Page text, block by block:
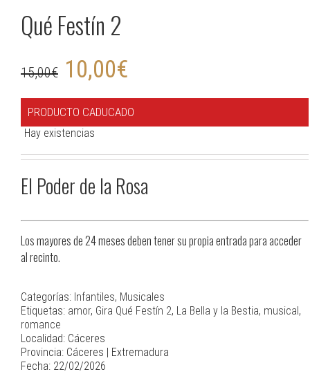
Qué Festín 2
15,00€ 10,00€
PRODUCTO CADUCADO
Hay existencias
El Poder de la Rosa
Los mayores de 24 meses deben tener su propia entrada para acceder
al recinto.
Categorías: Infantiles, Musicales
Etiquetas: amor, Gira Qué Festín 2, La Bella y la Bestia, musical,
romance
Localidad: Cáceres
Provincia: Cáceres | Extremadura
Fecha: 22/02/2026